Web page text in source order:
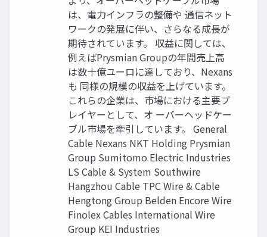
は、電力インフラの整備や 通信ネット
ワークの発展に伴い、さらなる成長が
期待されています。 収益に関しては、
例えばPrysmian Groupの年間売上高
は数十億ユーロに達しており、Nexans
も 同様の規模の収益を上げています。
これらの企業は、市場における主要プ
レイヤーとして、オ ーバーヘッドケー
ブル市場を牽引しています。 General
Cable Nexans NKT Holding Prysmian
Group Sumitomo Electric Industries
LS Cable & System Southwire
Hangzhou Cable TPC Wire & Cable
Hengtong Group Belden Encore Wire
Finolex Cables International Wire
Group KEI Industries